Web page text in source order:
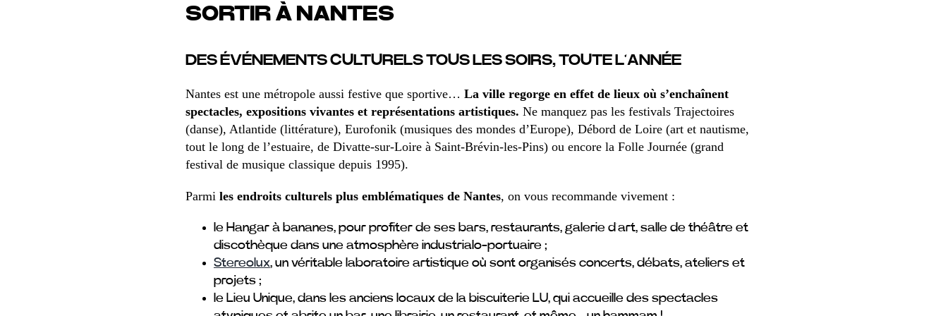
SORTIR À NANTES
DES ÉVÉNEMENTS CULTURELS TOUS LES SOIRS, TOUTE L’ANNÉE
Nantes est une métropole aussi festive que sportive… La ville regorge en effet de lieux où s’enchaînent
spectacles, expositions vivantes et représentations artistiques. Ne manquez pas les festivals Trajectoires
(danse), Atlantide (littérature), Eurofonik (musiques des mondes d’Europe), Débord de Loire (art et nautisme,
tout le long de l’estuaire, de Divatte-sur-Loire à Saint-Brévin-les-Pins) ou encore la Folle Journée (grand
festival de musique classique depuis 1995).
Parmi les endroits culturels plus emblématiques de Nantes, on vous recommande vivement :
le Hangar à bananes, pour profiter de ses bars, restaurants, galerie d’art, salle de théâtre et
discothèque dans une atmosphère industrialo-portuaire ;
Stereolux, un véritable laboratoire artistique où sont organisés concerts, débats, ateliers et
projets ;
le Lieu Unique, dans les anciens locaux de la biscuiterie LU, qui accueille des spectacles